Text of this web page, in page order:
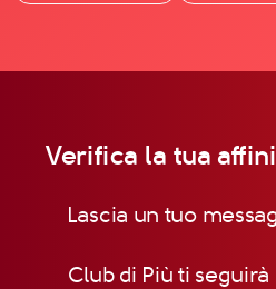
Verifica la tua
Lascia un tuo
Club di Più ti seguirà